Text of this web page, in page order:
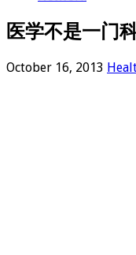
医学不是一门
October 16, 2013